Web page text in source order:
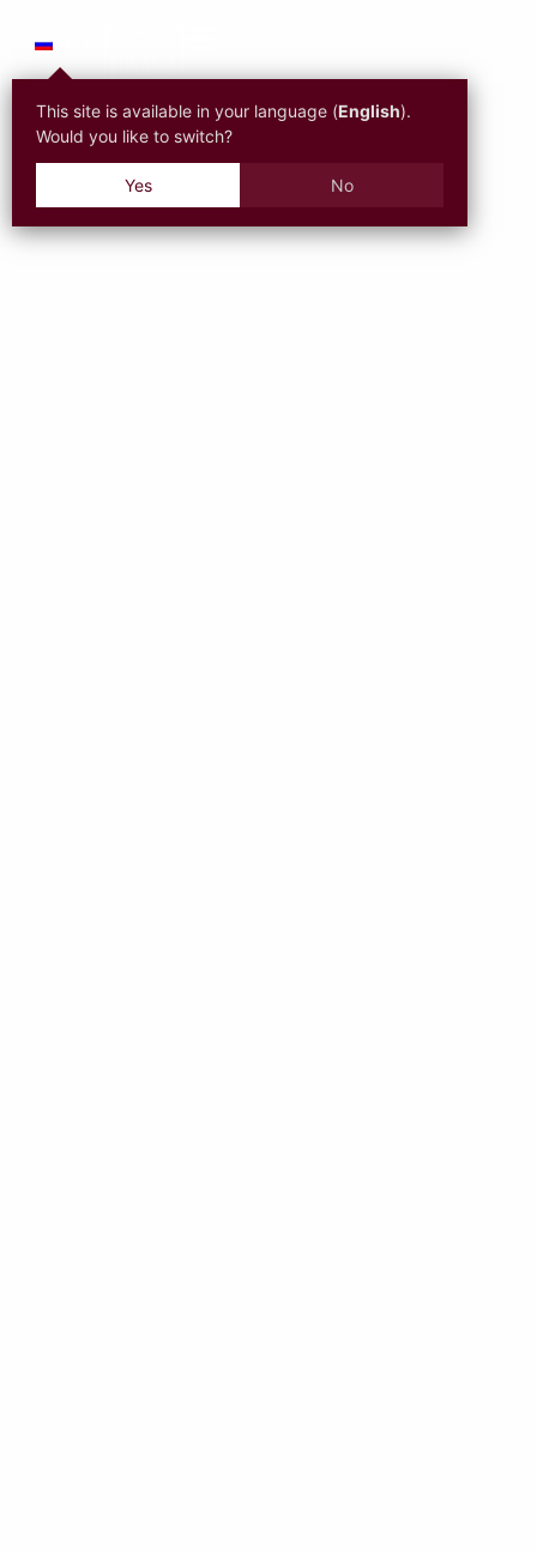
This site is available in your language (English).
Would you like to switch?
Yes No